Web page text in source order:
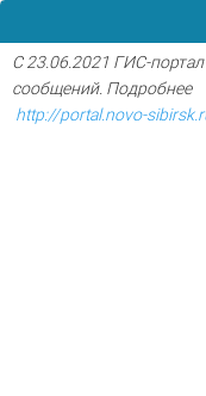
C 23.06.2021 ГИС-
сообщений. Подробнее
http://portal.novo-